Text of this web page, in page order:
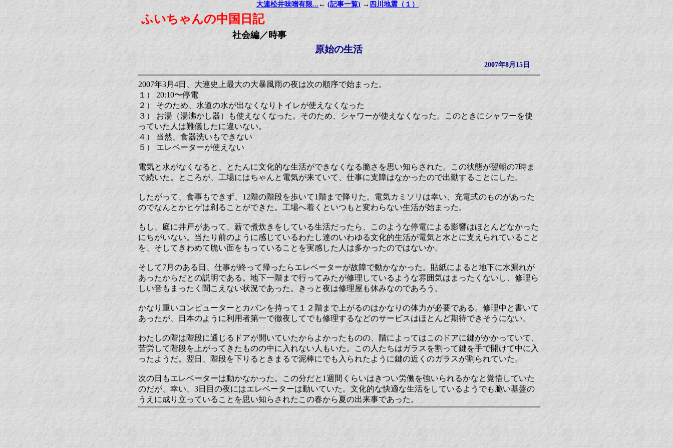
大連松井味噌有限... ← (記事一覧) → 四川地震（１）
ふいちゃんの中国日記
社会編／時事
原始の生活
2007年8月15日
2007年3月4日、大連史上最大の大暴風雨の夜は次の順序で始まった。
１） 20:10〜停電
２） そのため、水道の水が出なくなりトイレが使えなくなった
３） お湯（湯沸かし器）も使えなくなった。そのため、シャワーが使えなくなった。このときにシャワーを使
っていた人は難儀したに違いない。
４） 当然、食器洗いもできない
５） エレベーターが使えない
電気と水がなくなると、とたんに文化的な生活ができなくなる脆さを思い知らされた。この状態が翌朝の7時ま
で続いた。ところが、工場にはちゃんと電気が来ていて、仕事に支障はなかったので出勤することにした。
したがって、食事もできず、12階の階段を歩いて1階まで降りた。電気カミソリは幸い、充電式のものがあった
のでなんとかヒゲは剃ることができた。工場へ着くといつもと変わらない生活が始まった。
もし、庭に井戸があって、薪で煮炊きをしている生活だったら、このような停電による影響はほとんどなかった
にちがいない。当たり前のように感じているわたし達のいわゆる文化的生活が電気と水とに支えられていること
を、そしてきわめて脆い面をもっていることを実感した人は多かったのではないか。
そして7月のある日、仕事が終って帰ったらエレベーターが故障で動かなかった。貼紙によると地下に水漏れが
あったからだとの説明である。地下一階まで行ってみたが修理しているような雰囲気はまったくないし、修理ら
しい音もまったく聞こえない状況であった。きっと夜は修理屋も休みなのであろう。
かなり重いコンピューターとカバンを持って１２階まで上がるのはかなりの体力が必要である。修理中と書いて
あったが、日本のように利用者第一で徹夜してでも修理するなどのサービスはほとんど期待できそうにない。
わたしの階は階段に通じるドアが開いていたからよかったものの、階によってはこのドアに鍵がかかっていて、
苦労して階段を上がってきたものの中に入れない人もいた。この人たちはガラスを割って鍵を手で開けて中に入
ったようだ。翌日、階段を下りるときまるで泥棒にでも入られたように鍵の近くのガラスが割られていた。
次の日もエレベーターは動かなかった。この分だと1週間くらいはきつい労働を強いられるかなと覚悟していた
のだが、幸い、3日目の夜にはエレベーターは動いていた。文化的な快適な生活をしているようでも脆い基盤の
うえに成り立っていることを思い知らされたこの春から夏の出来事であった。